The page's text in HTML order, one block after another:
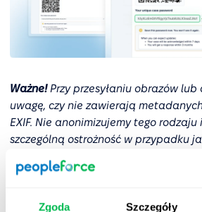
Zgoda Szczegóły
Ważne!Przy przesyłaniu obrazów
uwagę, czy nie zawierają
EXIF. Nie anonimizujemy tego
szczególną ostrożność w przypadku
nieprawidłowości uniemożliwia